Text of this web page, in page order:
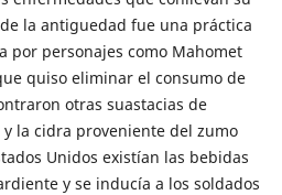
la antiguedad fue una práctica
por personajes como Mahomet
quiso eliminar el consumo de
otras suastacias de
y la cidra proveniente del zumo
Unidos existían las bebidas
y se inducía a los soldados